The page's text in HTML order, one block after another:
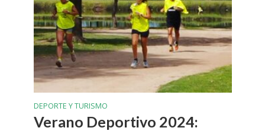
DEPORTE Y TURISMO
Verano Deportivo 2024: